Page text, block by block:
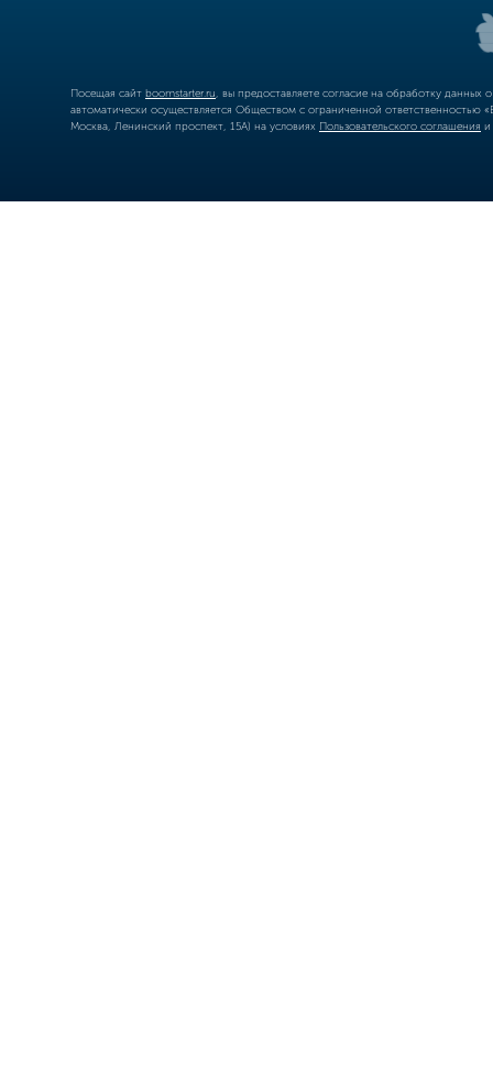
Посещая сайт boomstarter.ru , вы предоставляете согласие на обработку
автоматически осуществляется Обществом с ограниченной
Москва, Ленинский проспект, 15А) на условиях Пользовательского соглашения и